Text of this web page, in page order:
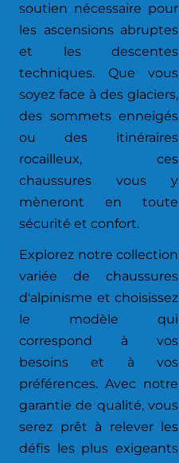
soutien nécessaire pour
les ascensions abruptes
et les descentes
techniques. Que vous
soyez face à des glaciers,
des sommets enneigés
ou des itinéraires
rocailleux, ces
chaussures vous y
mèneront en toute
sécurité et confort.
Explorez notre collection
variée de chaussures
d'alpinisme et choisissez
le modèle qui
correspond à vos
besoins et à vos
préférences. Avec notre
garantie de qualité, vous
serez prêt à relever les
défis les plus exigeants